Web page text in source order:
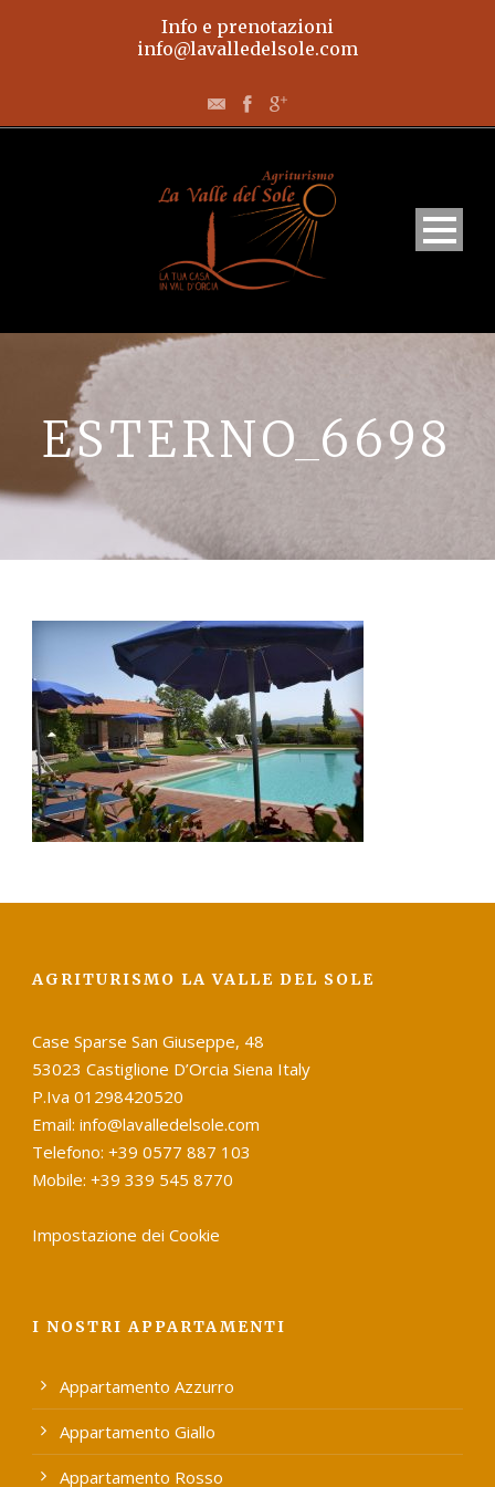
Info e prenotazioni
info@lavalledelsole.com
Home
Appartamenti
L’agriturismo
La Val D’Orcia
Contatti
ESTERNO_6698
AGRITURISMO LA VALLE DEL SOLE
Case Sparse San Giuseppe, 48
53023 Castiglione D’Orcia Siena Italy
P.Iva 01298420520
Email: info@lavalledelsole.com
Telefono: +39 0577 887 103
Mobile: +39 339 545 8770
Impostazione dei Cookie
I NOSTRI APPARTAMENTI
Appartamento Azzurro
Appartamento Giallo
Appartamento Rosso